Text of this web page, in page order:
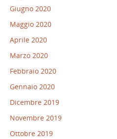
Giugno 2020
Maggio 2020
Aprile 2020
Marzo 2020
Febbraio 2020
Gennaio 2020
Dicembre 2019
Novembre 2019
Ottobre 2019